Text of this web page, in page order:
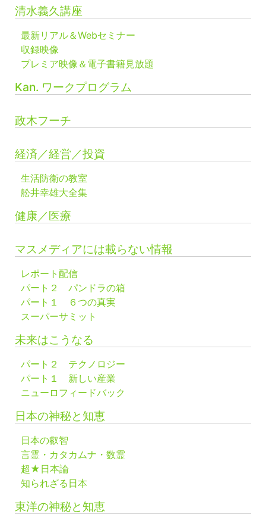
清水義久講座
最新リアル＆Webセミナー
収録映像
プレミア映像＆電子書籍見放題
Kan. ワークプログラム
政木フーチ
経済／経営／投資
生活防衛の教室
舩井幸雄大全集
健康／医療
マスメディアには載らない情報
レポート配信
パート２ パンドラの箱
パート１ ６つの真実
スーパーサミット
未来はこうなる
パート２ テクノロジー
パート１ 新しい産業
ニューロフィードバック
日本の神秘と知恵
日本の叡智
言霊・カタカムナ・数霊
超★日本論
知られざる日本
東洋の神秘と知恵